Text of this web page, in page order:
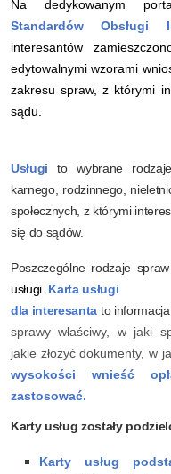
Na dedykowanym
Standardów Obsługi
interesantów
edytowalnymi wzorami
zakresu spraw, z którymi
sądu.
Usługi
to wybrane
karnego, rodzinnego,
społecznych, z którymi
się do sądów.
Poszczególne rodzaje
usługi. Karta usługi
dla interesanta to
sprawy właściwy, w jaki
jakie złożyć dokumenty, w
wysokości wnieść
zastosować.
Karty usług zostały
Karty usług